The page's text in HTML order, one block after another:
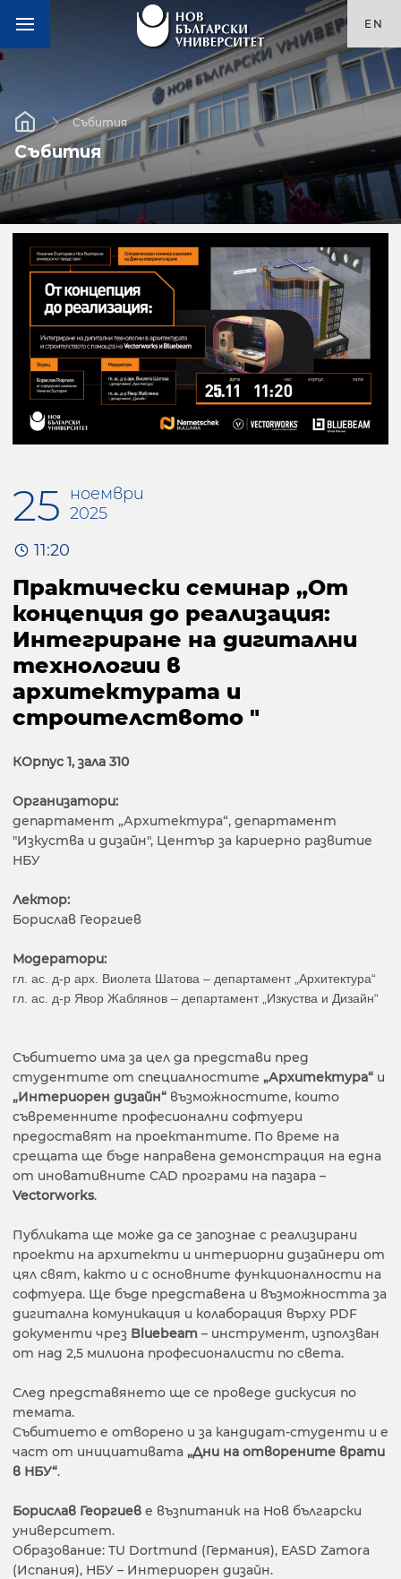
EN
Събития
Събития
25
ноември
2025
11:20
Практически семинар „От
концепция до реализация:
Интегриране на дигитални
технологии в
архитектурата и
строителството "
КОрпус 1, зала 310
Организатори:
департамент „Архитектура“, департамент
"Изкуства и дизайн", Център за кариерно развитие
НБУ
Лектор:
Борислав Георгиев
Модератори:
гл. ас. д-р арх. Виолета Шатова – департамент „Архитектура“
гл. ас. д-р Явор Жаблянов – департамент „Изкуства и Дизайн“
Събитието има за цел да представи пред
студентите от специалностите „Архитектура“ и
„Интериорен дизайн“ възможностите, които
съвременните професионални софтуери
предоставят на проектантите. По време на
срещата ще бъде направена демонстрация на една
от иновативните CAD програми на пазара –
Vectorworks.
Публиката ще може да се запознае с реализирани
проекти на архитекти и интериорни дизайнери от
цял свят, както и с основните функционалности на
софтуера. Ще бъде представена и възможността за
дигитална комуникация и колаборация върху PDF
документи чрез Bluebeam – инструмент, използван
от над 2,5 милиона професионалисти по света.
След представянето ще се проведе дискусия по
темата.
Събитието е отворено и за кандидат-студенти и е
част от инициативата „Дни на отворените врати
в НБУ“.
Борислав Георгиев е възпитаник на Нов български
университет.
Образование: TU Dortmund (Германия), EASD Zamora
(Испания), НБУ – Интериорен дизайн.